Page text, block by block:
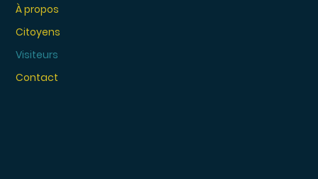
À propos
Citoyens
Visiteurs
Contact